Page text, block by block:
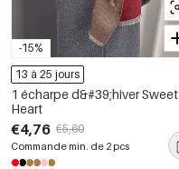
-15%
13 à 25 jours
1 écharpe d&#39;hiver Sweet
Heart
€4,76 €5,60
Commande min. de 2 pcs